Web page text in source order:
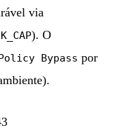
via
). O
Bypass por